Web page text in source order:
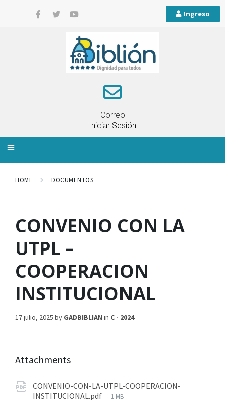
Ingreso
Correo
Iniciar Sesión
HOME DOCUMENTOS
CONVENIO CON LA
UTPL –
COOPERACION
INSTITUCIONAL
17 julio, 2025 by GADBIBLIAN in C - 2024
Attachments
CONVENIO-CON-LA-UTPL-COOPERACION-
INSTITUCIONAL.pdf
1 MB